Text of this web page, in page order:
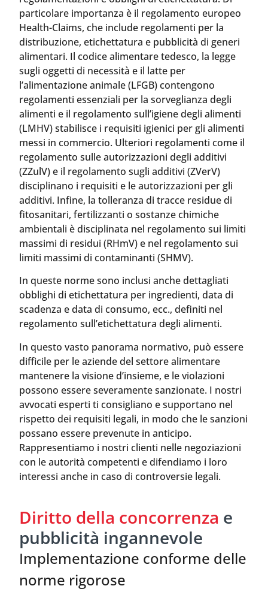
particolare importanza è il regolamento europeo
Health-Claims, che include regolamenti per la
distribuzione, etichettatura e pubblicità di generi
alimentari. Il codice alimentare tedesco, la legge
sugli oggetti di necessità e il latte per
l’alimentazione animale (LFGB) contengono
regolamenti essenziali per la sorveglianza degli
alimenti e il regolamento sull’igiene degli alimenti
(LMHV) stabilisce i requisiti igienici per gli alimenti
messi in commercio. Ulteriori regolamenti come il
regolamento sulle autorizzazioni degli additivi
(ZZulV) e il regolamento sugli additivi (ZVerV)
disciplinano i requisiti e le autorizzazioni per gli
additivi. Infine, la tolleranza di tracce residue di
fitosanitari, fertilizzanti o sostanze chimiche
ambientali è disciplinata nel regolamento sui limiti
massimi di residui (RHmV) e nel regolamento sui
limiti massimi di contaminanti (SHMV).
In queste norme sono inclusi anche dettagliati
obblighi di etichettatura per ingredienti, data di
scadenza e data di consumo, ecc., definiti nel
regolamento sull’etichettatura degli alimenti.
In questo vasto panorama normativo, può essere
difficile per le aziende del settore alimentare
mantenere la visione d’insieme, e le violazioni
possono essere severamente sanzionate. I nostri
avvocati esperti ti consigliano e supportano nel
rispetto dei requisiti legali, in modo che le sanzioni
possano essere prevenute in anticipo.
Rappresentiamo i nostri clienti nelle negoziazioni
con le autorità competenti e difendiamo i loro
interessi anche in caso di controversie legali.
Diritto della concorrenza e
pubblicità ingannevole
Implementazione conforme delle
norme rigorose